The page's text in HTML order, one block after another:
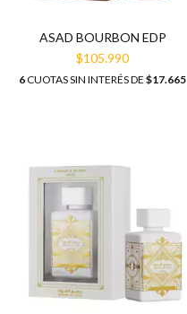
ASAD BOURBON EDP
$105.990
6 CUOTAS SIN INTERÉS DE $17.665